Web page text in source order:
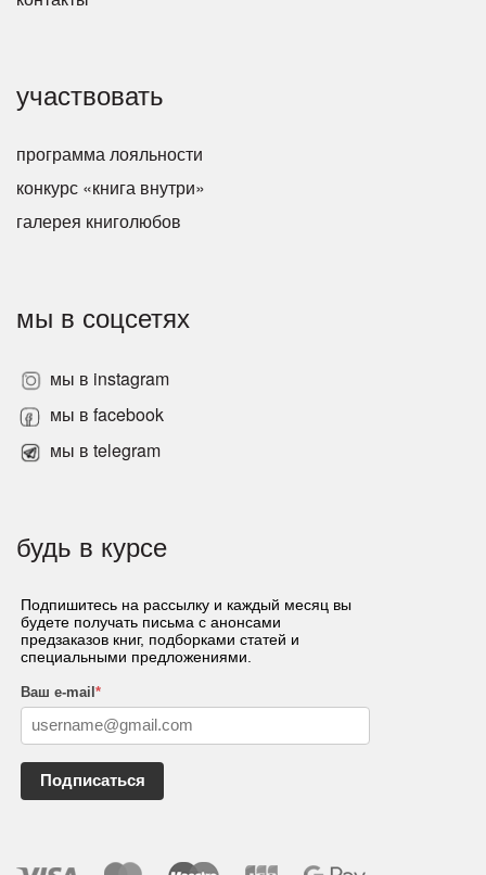
участвовать
программа лояльности
конкурс «книга внутри»
галерея книголюбов
мы в соцсетях
мы в instagram
мы в facebook
мы в telegram
будь в курсе
Подпишитесь на рассылку и каждый месяц вы
будете получать письма с анонсами
предзаказов книг, подборками статей и
специальными предложениями.
Ваш e-mail *
Подписаться